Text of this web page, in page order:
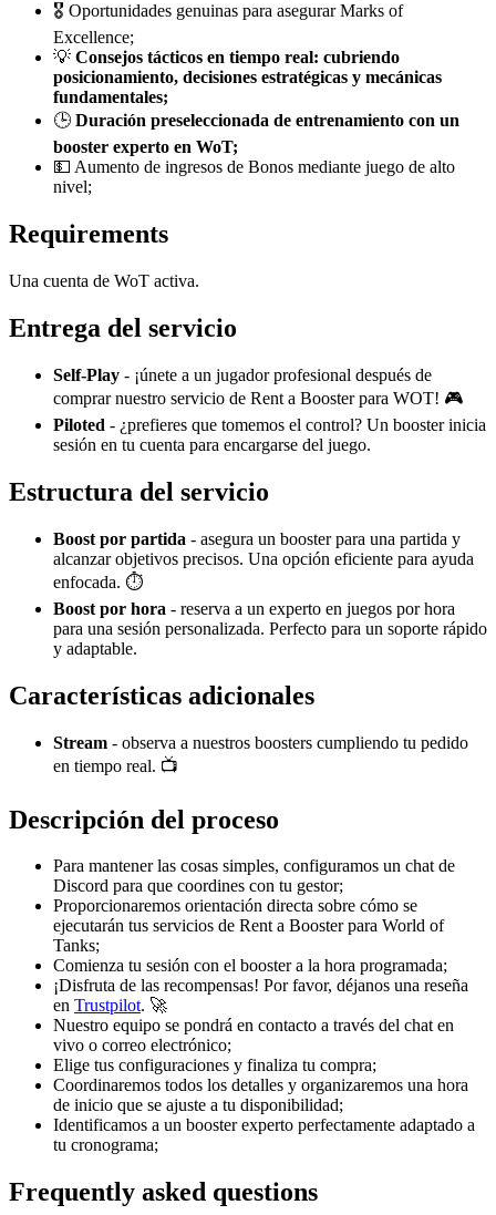
🎖️ Oportunidades genuinas para asegurar Marks of
Excellence;
💡 Consejos tácticos en tiempo real: cubriendo
posicionamiento, decisiones estratégicas y mecánicas
fundamentales;
🕒 Duración preseleccionada de entrenamiento con un
booster experto en WoT;
💵 Aumento de ingresos de Bonos mediante juego de alto
nivel;
Requirements
Una cuenta de WoT activa.
Entrega del servicio
Self-Play - ¡únete a un jugador profesional después de
comprar nuestro servicio de Rent a Booster para WOT! 🎮
Piloted - ¿prefieres que tomemos el control? Un booster inicia
sesión en tu cuenta para encargarse del juego.
Estructura del servicio
Boost por partida - asegura un booster para una partida y
alcanzar objetivos precisos. Una opción eficiente para ayuda
enfocada. ⏱️
Boost por hora - reserva a un experto en juegos por hora
para una sesión personalizada. Perfecto para un soporte rápido
y adaptable.
Características adicionales
Stream - observa a nuestros boosters cumpliendo tu pedido
en tiempo real. 📺
Descripción del proceso
Para mantener las cosas simples, configuramos un chat de
Discord para que coordines con tu gestor;
Proporcionaremos orientación directa sobre cómo se
ejecutarán tus servicios de Rent a Booster para World of
Tanks;
Comienza tu sesión con el booster a la hora programada;
¡Disfruta de las recompensas! Por favor, déjanos una reseña
en Trustpilot. 🚀
Nuestro equipo se pondrá en contacto a través del chat en
vivo o correo electrónico;
Elige tus configuraciones y finaliza tu compra;
Coordinaremos todos los detalles y organizaremos una hora
de inicio que se ajuste a tu disponibilidad;
Identificamos a un booster experto perfectamente adaptado a
tu cronograma;
Frequently asked questions